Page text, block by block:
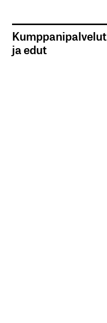
Kumppanipalvelut
ja edut